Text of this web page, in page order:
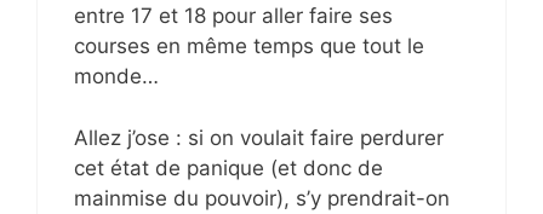
entre 17 et 18 pour aller faire ses
courses en même temps que tout le
monde…
Allez j’ose : si on voulait faire perdurer
cet état de panique (et donc de
mainmise du pouvoir), s’y prendrait-on